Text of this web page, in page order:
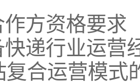
作方资格要求
快递行业运营
复合运营模式